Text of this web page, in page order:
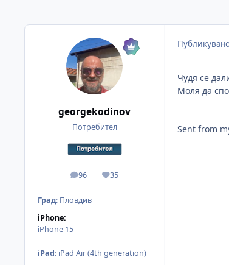
georgekodinov
Потребител
96
мнения 35
Reputation
Град: Пловдив
iPhone:
iPhone 15
iPad: iPad Air (4th generation)
Чудя се
Моля да
Sent from